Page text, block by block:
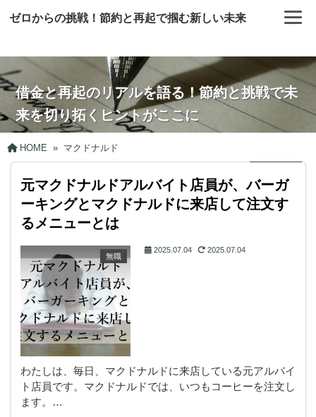
ゼロからの挑戦！節約と再起で掴む新しい未来
借金と再起のリアルを語る！節約と挑戦で未
来を切り拓くヒントがここに
HOME » マクドナルド
元マクドナルドアルバイト店員が、バーガ
ーキングとマクドナルドに来店して注文す
るメニューとは
無職
2025.07.04 2025.07.04
わたしは、毎日、マクドナルドに来店している元アルバイ
ト店員です。マクドナルドでは、いつもコーヒーを注文し
ます。…